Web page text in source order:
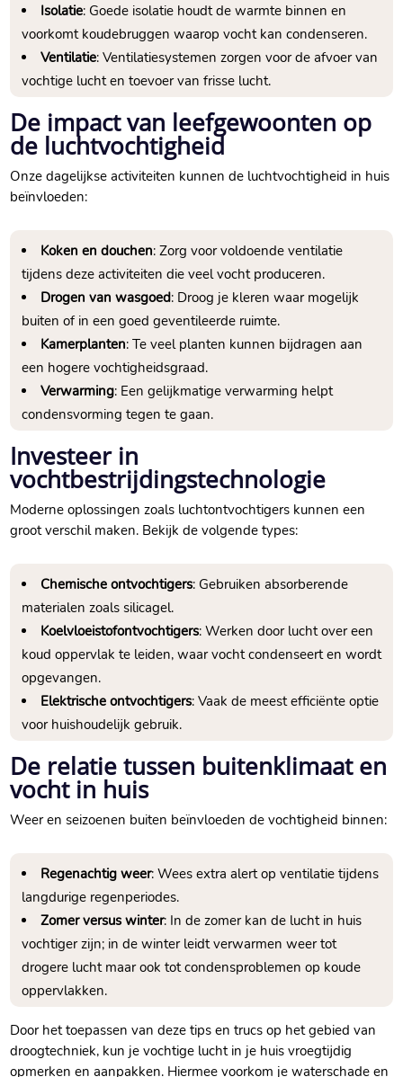
Isolatie: Goede isolatie houdt de warmte binnen en
voorkomt koudebruggen waarop vocht kan condenseren.​
Ventilatie: Ventilatiesystemen zorgen voor de afvoer van
vochtige lucht en toevoer van frisse lucht.​
De impact van leefgewoonten op
de luchtvochtigheid
Onze dagelijkse activiteiten kunnen de luchtvochtigheid in huis
beïnvloeden:
Koken en douchen: Zorg voor voldoende ventilatie
tijdens deze activiteiten die veel vocht produceren.​
Drogen van wasgoed: Droog je kleren waar mogelijk
buiten of in een goed geventileerde ruimte.​
Kamerplanten: Te veel planten kunnen bijdragen aan
een hogere vochtigheidsgraad.​
Verwarming: Een gelijkmatige verwarming helpt
condensvorming tegen te gaan.​
Investeer in
vochtbestrijdingstechnologie
Moderne oplossingen zoals luchtontvochtigers kunnen een
groot verschil maken.​ Bekijk de volgende types:
Chemische ontvochtigers: Gebruiken absorberende
materialen zoals silicagel.​
Koelvloeistofontvochtigers: Werken door lucht over een
koud oppervlak te leiden, waar vocht condenseert en wordt
opgevangen.​
Elektrische ontvochtigers: Vaak de meest efficiënte optie
voor huishoudelijk gebruik.​
De relatie tussen buitenklimaat en
vocht in huis
Weer en seizoenen buiten beïnvloeden de vochtigheid binnen:
Regenachtig weer: Wees extra alert op ventilatie tijdens
langdurige regenperiodes.​
Zomer versus winter: In de zomer kan de lucht in huis
vochtiger zijn; in de winter leidt verwarmen weer tot
drogere lucht maar ook tot condensproblemen op koude
oppervlakken.​
Door het toepassen van deze tips en trucs op het gebied van
droogtechniek, kun je vochtige lucht in je huis vroegtijdig
opmerken en aanpakken.​ Hiermee voorkom je waterschade en